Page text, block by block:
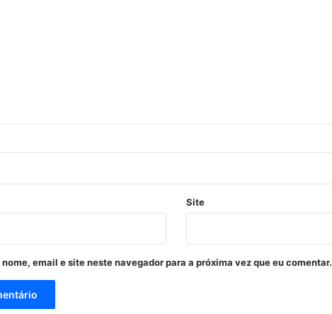
Site
nome, email e site neste navegador para a próxima vez que eu comentar.